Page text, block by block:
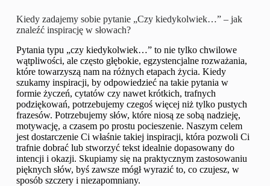
Kiedy zadajemy sobie pytanie „Czy kiedykolwiek…” – jak
znaleźć inspirację w słowach?
Pytania typu „czy kiedykolwiek…” to nie tylko chwilowe
wątpliwości, ale często głębokie, egzystencjalne rozważania,
które towarzyszą nam na różnych etapach życia. Kiedy
szukamy inspiracji, by odpowiedzieć na takie pytania w
formie życzeń, cytatów czy nawet krótkich, trafnych
podziękowań, potrzebujemy czegoś więcej niż tylko pustych
frazesów. Potrzebujemy słów, które niosą ze sobą nadzieję,
motywację, a czasem po prostu pocieszenie. Naszym celem
jest dostarczenie Ci właśnie takiej inspiracji, która pozwoli Ci
trafnie dobrać lub stworzyć tekst idealnie dopasowany do
intencji i okazji. Skupiamy się na praktycznym zastosowaniu
pięknych słów, byś zawsze mógł wyrazić to, co czujesz, w
sposób szczery i niezapomniany.